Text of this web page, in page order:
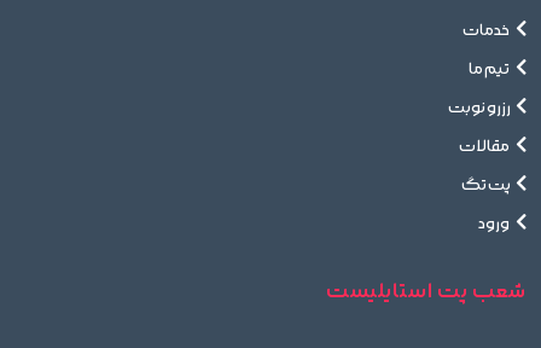
خدمات
تیم ما
رزرو نوبت
مقالات
پت تگ
ورود
شعب پت استایلیست